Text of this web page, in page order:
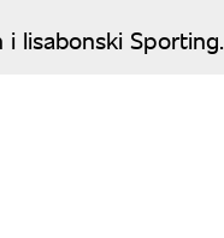
lisabonski Sporting.